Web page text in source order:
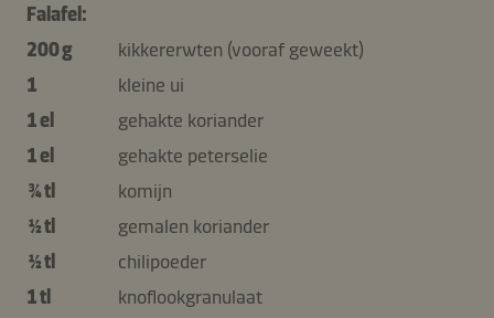
Falafel:
200 g
kikkererwten (vooraf geweekt)
1
kleine ui
1 el
gehakte koriander
1 el
gehakte peterselie
¾ tl
komijn
½ tl
gemalen koriander
½ tl
chilipoeder
1 tl
knoflookgranulaat